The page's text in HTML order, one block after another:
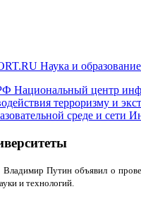
Наука и
центр
терроризму и
среде и сети
Владимир Путин объявил о
и технологий.